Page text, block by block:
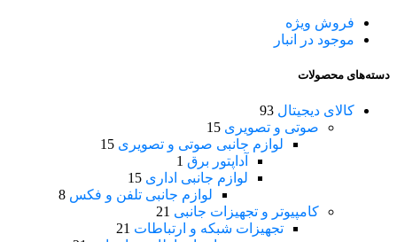
فروش ویژه
موجود در انبار
دسته‌های محصولات
کالای دیجیتال 93
صوتی و تصویری 15
لوازم جانبی صوتی و تصویری 15
آداپتور برق 1
لوازم جانبی اداری 15
لوازم جانبی تلفن و فکس 8
کامپیوتر و تجهیزات جانبی 21
تجهیزات شبکه و ارتباطات 21